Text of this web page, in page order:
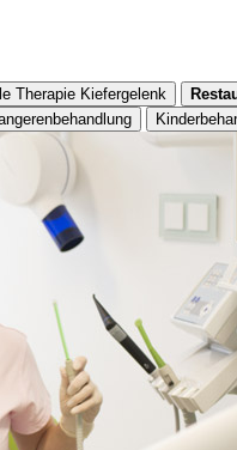
Therapie Kiefergelenk